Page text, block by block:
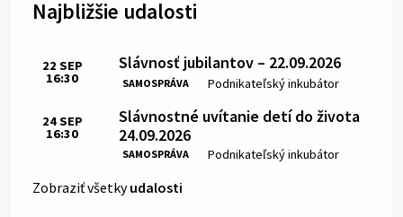
Najbližšie udalosti
Slávnosť jubilantov – 22.09.2026
SAMOSPRÁVA Miesto:
Podnikateľský inkubátor
Čas:
22 SEP
16:30
Slávnostné uvítanie detí do života
24.09.2026
SAMOSPRÁVA Miesto:
Podnikateľský inkubátor
Čas:
24SEP
16:30
Zobraziť všetkyudalosti